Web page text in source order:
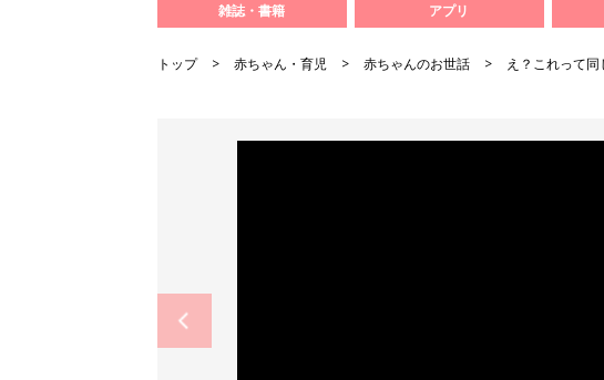
雑誌・書籍 アプリ
トップ 赤ちゃん・育児 赤ちゃんのお世話 え？これって